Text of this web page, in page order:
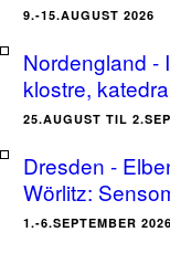
9.-15.AUGUST 2026
Nordengland -
klostre,
25.AUGUST TIL
Dresden -
Wörlitz:
1.-6.SEPTEMBER 2026